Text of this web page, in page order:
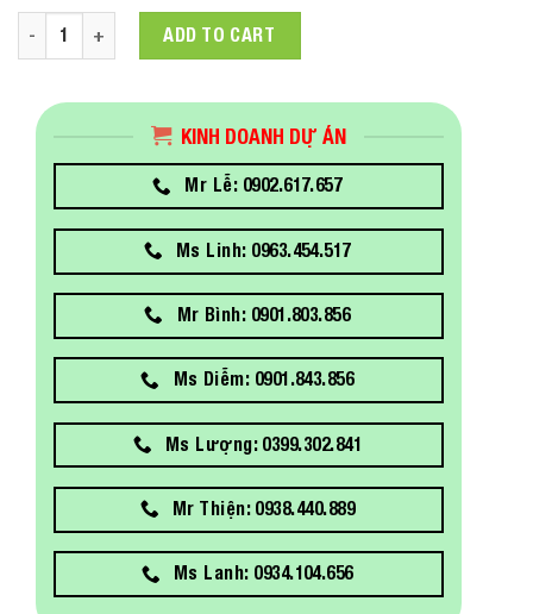
Camera HDTVI 2MP HIKVISION DS-2CE17D0T-IT5 quantity
ADD TO CART
KINH DOANH DỰ ÁN
Mr Lễ: 0902.617.657
Ms Linh: 0963.454.517
Mr Bình: 0901.803.856
Ms Diễm: 0901.843.856
Ms Lượng: 0399.302.841
Mr Thiện: 0938.440.889
Ms Lanh: 0934.104.656